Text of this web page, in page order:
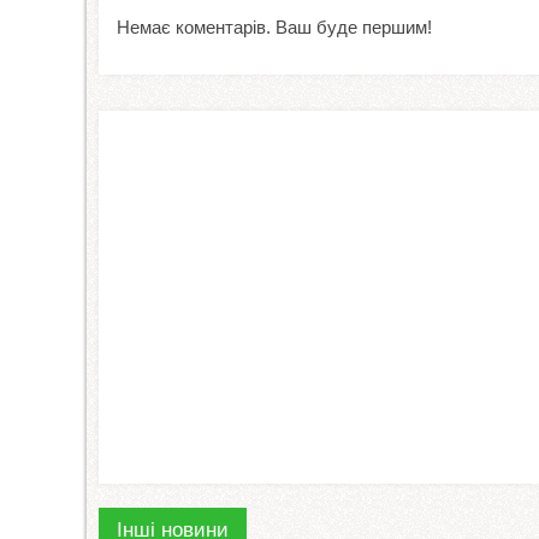
Немає коментарів. Ваш буде першим!
Інші новини